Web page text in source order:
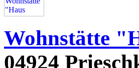
Wohnstätte
04924